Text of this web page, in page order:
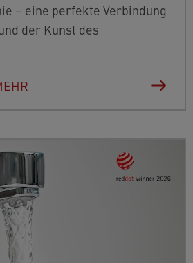
– eine perfekte Verbindung
der Kunst des